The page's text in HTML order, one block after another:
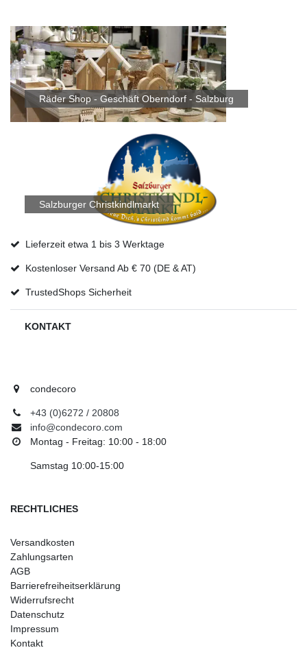
Räder Shop - Geschäft Oberndorf - Salzburg
Salzburger Christkindlmarkt
Lieferzeit etwa 1 bis 3 Werktage
Kostenloser Versand Ab € 70 (DE & AT)
TrustedShops Sicherheit
KONTAKT
condecoro
+43 (0)6272 / 20808
info@condecoro.com
Montag - Freitag: 10:00 - 18:00
Samstag 10:00-15:00
RECHTLICHES
Versandkosten
Zahlungsarten
AGB
Barrierefreiheitserklärung
Widerrufsrecht
Datenschutz
Impressum
Kontakt